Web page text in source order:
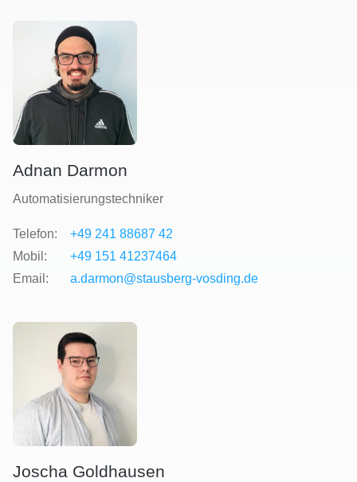
Adnan Darmon
Automatisierungstechniker
Telefon:
+49 241 88687 42
Mobil:
+49 151 41237464
Email:
a.darmon@stausberg-vosding.de
Joscha Goldhausen